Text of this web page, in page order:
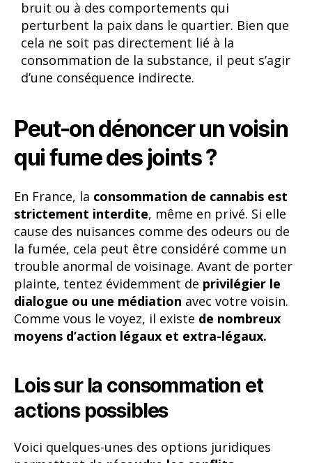
bruit ou à des comportements qui
perturbent la paix dans le quartier. Bien que
cela ne soit pas directement lié à la
consommation de la substance, il peut s’agir
d’une conséquence indirecte.
Peut-on dénoncer un voisin
qui fume des joints ?
En France, la consommation de cannabis est
strictement interdite, même en privé. Si elle
cause des nuisances comme des odeurs ou de
la fumée, cela peut être considéré comme un
trouble anormal de voisinage. Avant de porter
plainte, tentez évidemment de privilégier le
dialogue ou une médiation avec votre voisin.
Comme vous le voyez, il existe de nombreux
moyens d’action légaux et extra-légaux.
Lois sur la consommation et
actions possibles
Voici quelques-unes des options juridiques